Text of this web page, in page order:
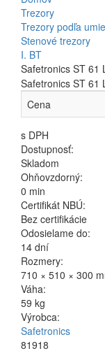
Trezory
Trezory podľa
Stenové trezory
I. BT
Safetronics ST 61
Safetronics ST 61
Cena
s DPH
Dostupnosť:
Skladom
Ohňovzdorný:
0 min
Certifikát NBÚ:
Bez certifikácie
Odosielame do:
14 dní
Rozmery:
710 × 510 × 300
Váha:
59 kg
Výrobca:
Safetronics
81918